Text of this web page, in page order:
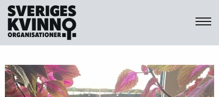
Sveriges Kvinnoorganisationer